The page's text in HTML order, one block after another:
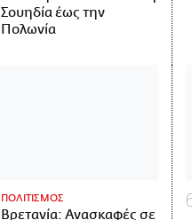
Σουηδία έως την
Πολωνία
ΠΟΛΙΤΙΣΜΟΣ
Βρετανία: Ανασκαφές σε